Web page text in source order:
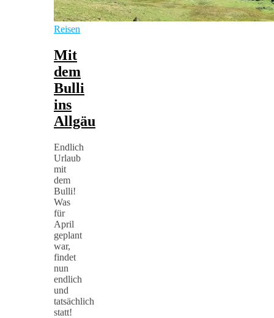
Reisen
Mit
dem
Bulli
ins
Allgäu
Endlich
Urlaub
mit
dem
Bulli!
Was
für
April
geplant
war,
findet
nun
endlich
und
tatsächlich
statt!